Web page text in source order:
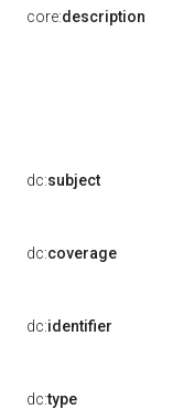
core:description
dc:subject
dc:coverage
dc:identifier
dc:type